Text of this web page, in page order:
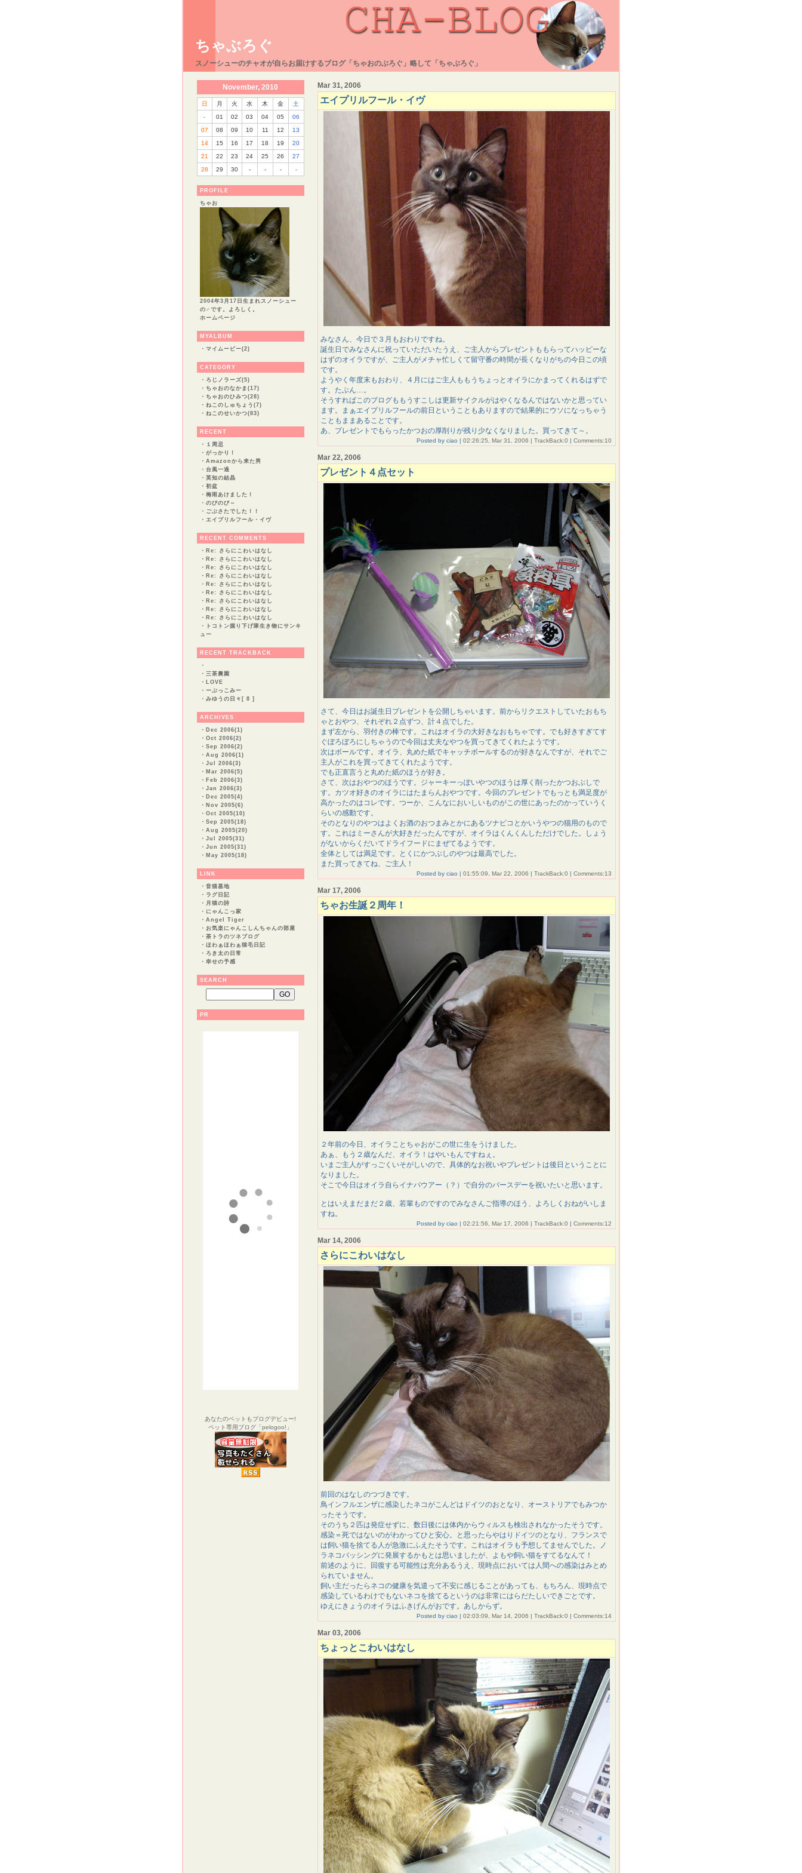
ちゃぶろぐ
スノーシューのチャオが自らお届けするブログ「ちゃおのぶろぐ」略して「ちゃぶろぐ」
November, 2010
日 月 火 水 木 金
土
-
01 02 03 04 05
06
07
08 09 10 11 12
13
14
15 16 17 18 19
20
21
22 23 24 25 26
27
28
29 30 - - - -
PROFILE
ちゃお
2004年3月17日生まれスノーシュー
の♂です。よろしく。
ホームページ
MYALBUM
・ マイムービー(2)
CATEGORY
・ ろじノラーズ(5)
・ ちゃおのなかま(17)
・ ちゃおのひみつ(28)
・ ねこのしゅちょう(7)
・ ねこのせいかつ(83)
RECENT
・ １周忌
・ がっかり！
・ Amazonから来た男
・ 台風一過
・ 英知の結晶
・ 初盆
・ 梅雨あけました！
・ のびのび～
・ ごぶさたでした！！
・ エイプリルフール・イヴ
RECENT COMMENTS
・ Re: さらにこわいはなし
・ Re: さらにこわいはなし
・ Re: さらにこわいはなし
・ Re: さらにこわいはなし
・ Re: さらにこわいはなし
・ Re: さらにこわいはなし
・ Re: さらにこわいはなし
・ Re: さらにこわいはなし
・ Re: さらにこわいはなし
・
トコトン掘り下げ隊生き物にサンキ
ュー
RECENT TRACKBACK
・
・ 三茶農園
・ LOVE
・ ーぶっこみー
・ みゆうの日々[ 8 ]
ARCHIVES
・ Dec 2006(1)
・ Oct 2006(2)
・ Sep 2006(2)
・ Aug 2006(1)
・ Jul 2006(3)
・ Mar 2006(5)
・ Feb 2006(3)
・ Jan 2006(3)
・ Dec 2005(4)
・ Nov 2005(6)
・ Oct 2005(10)
・ Sep 2005(18)
・ Aug 2005(20)
・ Jul 2005(31)
・ Jun 2005(31)
・ May 2005(18)
LINK
・ 音猫基地
・ ラグ日記
・ 月猫の詩
・ にゃんこっ家
・ Angel Tiger
・ お気楽にゃんこしんちゃんの部屋
・ 茶トラのツネブログ
・ ほわぁほわぁ猫毛日記
・ ろき太の日常
・ 幸せの予感
SEARCH
PR
あなたのペットもブログデビュー!
ペット専用ブログ「pelogoo!」
Mar 31, 2006
エイプリルフール・イヴ
みなさん、今日で３月もおわりですね。
誕生日でみなさんに祝っていただいたうえ、ご主人からプレゼントももらってハッピーな
はずのオイラですが、ご主人がメチャ忙しくて留守番の時間が長くなりがちの今日この頃
です。
ようやく年度末もおわり、４月にはご主人ももうちょっとオイラにかまってくれるはずで
す。たぶん…。
そうすればこのブログももうすこしは更新サイクルがはやくなるんではないかと思ってい
ます。まぁエイプリルフールの前日ということもありますので結果的にウソになっちゃう
こともままあることです。
あ、プレゼントでもらったかつおの厚削りが残り少なくなりました。買ってきて～。
Posted by ciao | 02:26:25, Mar 31, 2006 | TrackBack:0 | Comments:10
Mar 22, 2006
プレゼント４点セット
さて、今日はお誕生日プレゼントを公開しちゃいます。前からリクエストしていたおもち
ゃとおやつ、それぞれ２点ずつ、計４点でした。
まず左から、羽付きの棒です。これはオイラの大好きなおもちゃです。でも好きすぎてす
ぐぼろぼろにしちゃうので今回は丈夫なやつを買ってきてくれたようです。
次はボールです。オイラ、丸めた紙でキャッチボールするのが好きなんですが、それでご
主人がこれを買ってきてくれたようです。
でも正直言うと丸めた紙のほうが好き。
さて、次はおやつのほうです。ジャーキーっぽいやつのほうは厚く削ったかつおぶしで
す。カツオ好きのオイラにはたまらんおやつです。今回のプレゼントでもっとも満足度が
高かったのはコレです。つーか、こんなにおいしいものがこの世にあったのかっていうく
らいの感動です。
そのとなりのやつはよくお酒のおつまみとかにあるツナピコとかいうやつの猫用のもので
す。これはミーさんが大好きだったんですが、オイラはくんくんしただけでした。しょう
がないからくだいてドライフードにまぜてるようです。
全体としては満足です。とくにかつぶしのやつは最高でした。
また買ってきてね、ご主人！
Posted by ciao | 01:55:09, Mar 22, 2006 | TrackBack:0 | Comments:13
Mar 17, 2006
ちゃお生誕２周年！
２年前の今日、オイラことちゃおがこの世に生をうけました。
あぁ、もう２歳なんだ、オイラ！はやいもんですねぇ。
いまご主人がすっごくいそがしいので、具体的なお祝いやプレゼントは後日ということに
なりました。
そこで今日はオイラ自らイナバウアー（？）で自分のバースデーを祝いたいと思います。
とはいえまだまだ２歳、若輩ものですのでみなさんご指導のほう、よろしくおねがいしま
すね。
Posted by ciao | 02:21:56, Mar 17, 2006 | TrackBack:0 | Comments:12
Mar 14, 2006
さらにこわいはなし
前回のはなしのつづきです。
鳥インフルエンザに感染したネコがこんどはドイツのおとなり、オーストリアでもみつか
ったそうです。
そのうち２匹は発症せずに、数日後には体内からウィルスも検出されなかったそうです。
感染＝死ではないのがわかってひと安心。と思ったらやはりドイツのとなり、フランスで
は飼い猫を捨てる人が急激にふえたそうです。これはオイラも予想してませんでした。ノ
ラネコバッシングに発展するかもとは思いましたが、よもや飼い猫をすてるなんて！
前述のように、回復する可能性は充分あるうえ、現時点においては人間への感染はみとめ
られていません。
飼い主だったらネコの健康を気遣って不安に感じることがあっても、もちろん、現時点で
感染しているわけでもないネコを捨てるというのは非常にはらだたしいできごとです。
ゆえにきょうのオイラはふきげんがおです。あしからず。
Posted by ciao | 02:03:09, Mar 14, 2006 | TrackBack:0 | Comments:14
Mar 03, 2006
ちょっとこわいはなし